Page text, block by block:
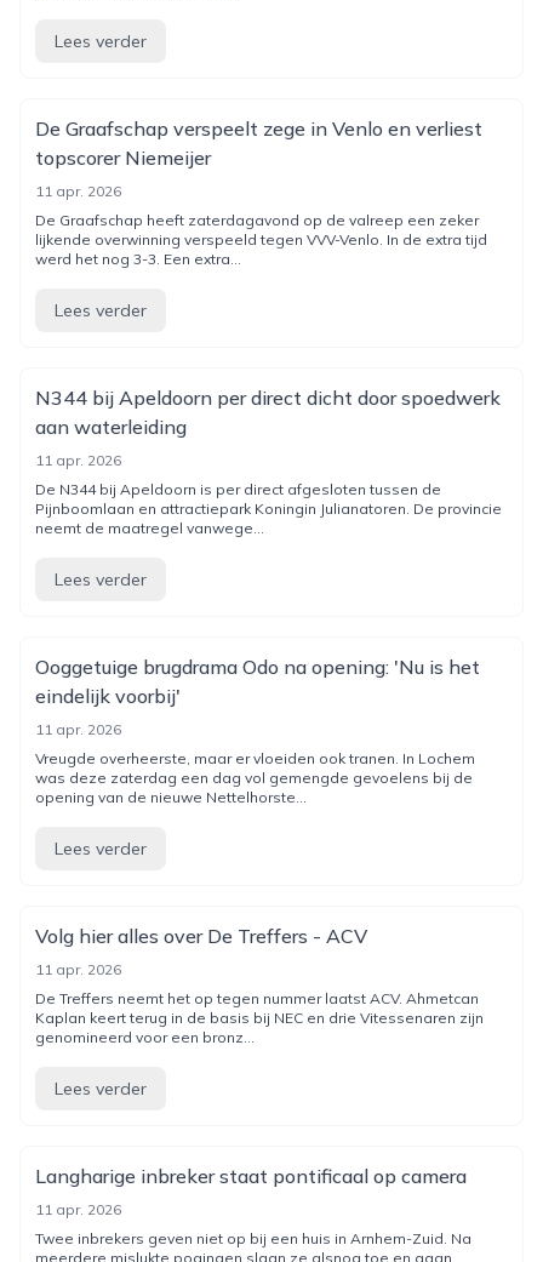
Lees verder
De Graafschap verspeelt zege in Venlo en verliest
topscorer Niemeijer
11 apr. 2026
De Graafschap heeft zaterdagavond op de valreep een zeker
lijkende overwinning verspeeld tegen VVV-Venlo. In de extra tijd
werd het nog 3-3. Een extra...
Lees verder
N344 bij Apeldoorn per direct dicht door spoedwerk
aan waterleiding
11 apr. 2026
De N344 bij Apeldoorn is per direct afgesloten tussen de
Pijnboomlaan en attractiepark Koningin Julianatoren. De provincie
neemt de maatregel vanwege...
Lees verder
Ooggetuige brugdrama Odo na opening: 'Nu is het
eindelijk voorbij'
11 apr. 2026
Vreugde overheerste, maar er vloeiden ook tranen. In Lochem
was deze zaterdag een dag vol gemengde gevoelens bij de
opening van de nieuwe Nettelhorste...
Lees verder
Volg hier alles over De Treffers - ACV
11 apr. 2026
De Treffers neemt het op tegen nummer laatst ACV. Ahmetcan
Kaplan keert terug in de basis bij NEC en drie Vitessenaren zijn
genomineerd voor een bronz...
Lees verder
Langharige inbreker staat pontificaal op camera
11 apr. 2026
Twee inbrekers geven niet op bij een huis in Arnhem-Zuid. Na
meerdere mislukte pogingen slaan ze alsnog toe en gaan